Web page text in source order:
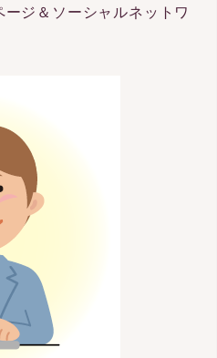
ジ＆ソーシャルネットワ